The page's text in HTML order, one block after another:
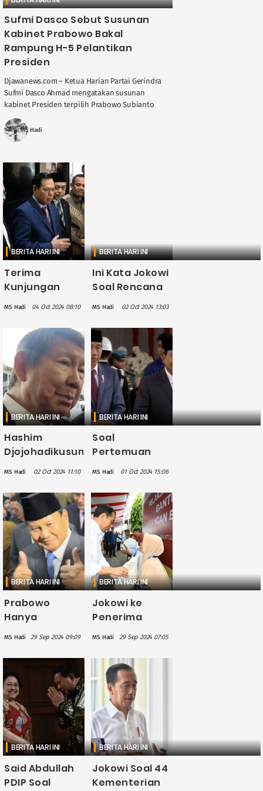
Sufmi Dasco Sebut Susunan
Kabinet Prabowo Bakal
Rampung H-5 Pelantikan
Presiden
Djawanews.com – Ketua Harian Partai Gerindra
Sufmi Dasco Ahmad mengatakan susunan
kabinet Presiden terpilih Prabowo Subianto
baru bisa dipastikan lima hari sebelum
pelantikan. Namum, kata Dasco, hal ....
MS Hadi
BERITA HARI INI
Terima
Kunjungan
Pimpinan DPD,
Tegaskan
Bakal Beri yang
Terbaik untuk
Rakyat
MS Hadi 04 Oct 2024 08:10
BERITA HARI INI
Ini Kata Jokowi
Soal Rencana
Pertemuan
dengan
Megawati
MS Hadi 02 Oct 2024 13:03
BERITA HARI INI
Hashim
Djojohadikusumo
Sebut
Sudah
Menunggu 2
Tahun
Bertemu
Megawati
MS Hadi 02 Oct 2024 11:10
BERITA HARI INI
Soal
Pertemuan
dengan
Prabowo:
Mudah-
mudahan
Sebelum
Pelantikan
MS Hadi 01 Oct 2024 15:06
BERITA HARI INI
Prabowo
Hanya
Acungkan Dua
Jempol Saat
Ditanya Soal
Pelantikan
Presiden 20
Oktober
MS Hadi 29 Sep 2024 09:09
BERITA HARI INI
Jokowi ke
Penerima
Bansos Beras:
Kalau Ketemu
Pak Prabowo,
Minta
Dilanjutkan
Bantuannya
MS Hadi 29 Sep 2024 07:05
BERITA HARI INI
Said Abdullah
PDIP Soal
BERITA HARI INI
Jokowi Soal 44
Kementerian